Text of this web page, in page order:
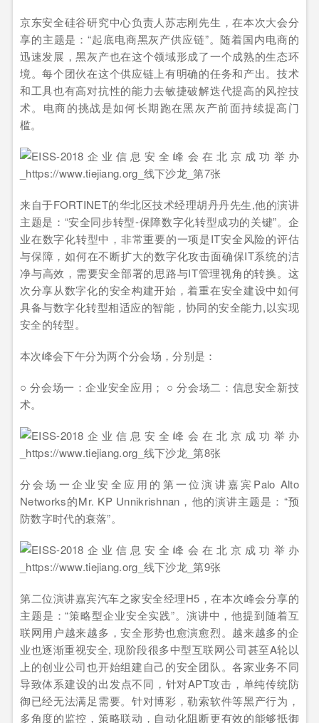
京东安全硅谷研究中心负责人苏志刚先生，在本次大会分
享的主题是：“起底电商黑灰产供应链”。随着国内电商的
迅速发展，黑灰产也在这个领域形成了一个成熟的生态环
境。每个团伙在这个供应链上有明确的任务和产出。技术
和工具也有高对抗性的能力去敏捷破解迭代提高的风控技
术。电商的挑战是如何长期跑在黑灰产前面持续提高门
槛。
来自于FORTINET的华北区技术经理胡丹丹先生,他的演讲
主题是：“安全同步转型-保障数字化转型成功的关键”。企
业在数字化转型中，非常重要的一项是IT安全风险的评估
与保障，如何在不断扩大的数字化攻击面确保IT系统的洁
净与高效，需要安全部署的思路与IT管理视角的转换。这
次分享从数字化的安全构建开始，着重在安全建设中如何
具备与数字化转型相适应的智能，协同的安全能力,以实现
安全的转型。
本次峰会下午分为两个分会场，分别是：
○ 分会场一：企业安全应用； ○ 分会场二：信息安全新技
术。
分会场一企业安全应用的第一位演讲嘉宾Palo Alto
Networks的Mr. KP Unnikrishnan，他的演讲主题是：“预
防数字时代的衰落”。
第二位演讲嘉宾汽车之家安全经理H5，在本次峰会分享的
主题是：“策略型企业安全实践”。演讲中，他提到随着互
联网用户越来越多，安全形势也愈演愈烈。越来越多的企
业也逐渐重视安全, 现阶段很多中型互联网公司甚至A轮以
上的创业公司也开始组建自己的安全团队。各家业务不同
导致体系建设的出发点不同，针对APT攻击，单纯传统防
御已经无法满足需要。针对博彩，勒索软件等黑产行为，
多角度的监控，策略联动，自动化阻断更有效的能够抵御